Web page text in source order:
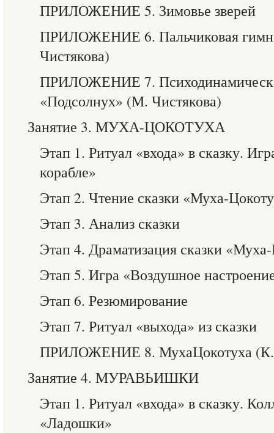
ПРИЛОЖЕНИЕ 5. Зимовье зверей
ПРИЛОЖЕНИЕ 6. Пальчиковая
Чистякова)
ПРИЛОЖЕНИЕ 7.
«Подсолнух» (М. Чистякова)
Занятие 3. МУХА-ЦОКОТУХА
Этап 1. Ритуал «входа» в сказку.
корабле»
Этап 2. Чтение сказки «Муха-
Этап 3. Анализ сказки
Этап 4. Драматизация сказки
Этап 5. Игра «Воздушное
Этап 6. Резюмирование
Этап 7. Ритуал «выхода» из сказки
ПРИЛОЖЕНИЕ 8. МухаЦокотуха (К.
Занятие 4. МУРАВЬИШКИ
Этап 1. Ритуал «входа» в сказку.
«Ладошки»